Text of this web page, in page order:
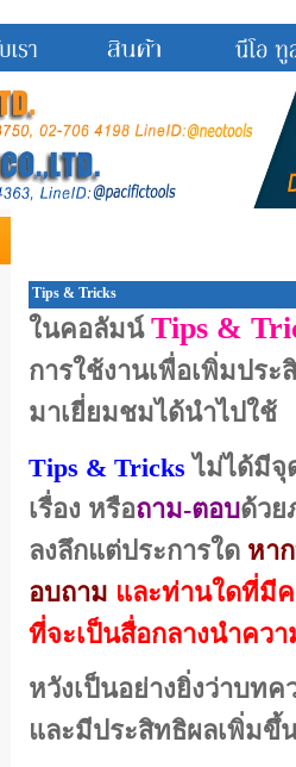
Tips & Tricks
ในคอลัมน์ Tips &
การใช้งานเพื่อเพิ่มปร
มาเยี่ยมชมได้นำไปใช้
Tips & Tricks ไม่ได้มีจุ
เรื่อง หรือถาม-ตอบด้วย
ลงลึกแต่ประการใด หา
อบถาม และท่านใดที่มี
ที่จะเป็นสื่อกลางนำคว
หวังเป็นอย่างยิ่งว่าบท
และมีประสิทธิผลเพิ่มขึ้